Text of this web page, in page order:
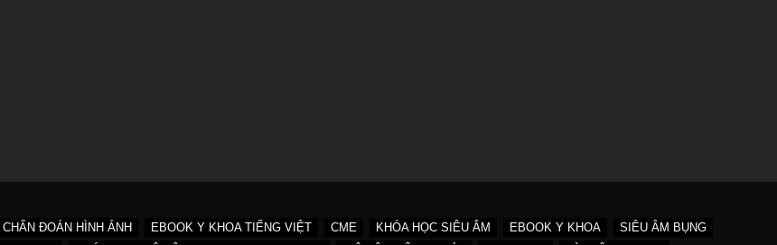
CHẨN ĐOÁN HÌNH ẢNH EBOOK Y KHOA TIẾNG VIỆT CME KHÓA HỌC SIÊU ÂM EBOOK Y KHOA
SIÊU ÂM BỤNG